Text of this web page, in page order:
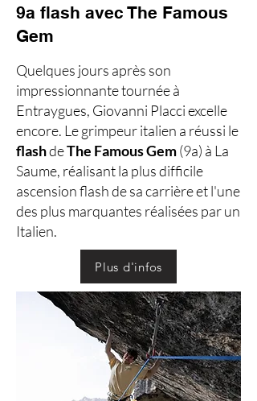
9a flash avec The Famous
Gem
Quelques jours après son
impressionnante tournée à
Entraygues, Giovanni Placci excelle
encore. Le grimpeur italien a réussi le
flashdeThe Famous Gem(9a) à La
Saume, réalisant la plus difficile
ascension flash de sa carrière et l'une
des plus marquantes réalisées par un
Italien.
Plus d'infos